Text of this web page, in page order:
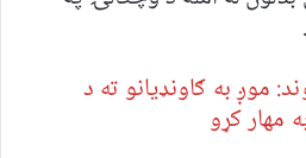
موږ به ګاونډیانو ته د
مهار کړو